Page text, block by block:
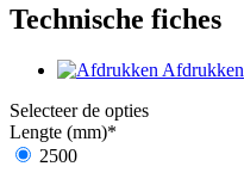
Technische fiches
Afdrukken
Selecteer de opties
Lengte (mm)*
2500